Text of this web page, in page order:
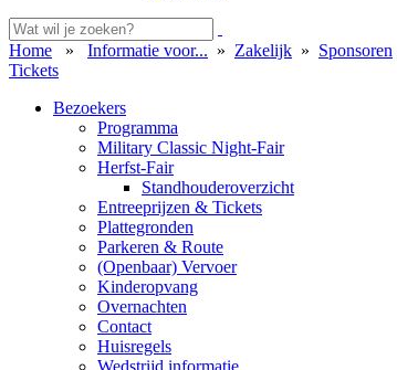
Home » Informatie voor... » Zakelijk » Sponsoren
Tickets
Bezoekers
Programma
Military Classic Night-Fair
Herfst-Fair
Standhouderoverzicht
Entreeprijzen & Tickets
Plattegronden
Parkeren & Route
(Openbaar) Vervoer
Kinderopvang
Overnachten
Contact
Huisregels
Wedstrijd informatie